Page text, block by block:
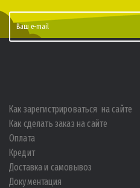
Как зарегистрироваться на сайте
Как сделать заказ на сайте
Оплата
Кредит
Доставка и самовывоз
Документация